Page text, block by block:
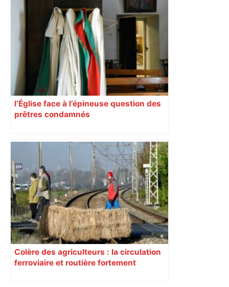
l’Église face à l’épineuse question des
prêtres condamnés
Colère des agriculteurs : la circulation
ferroviaire et routière fortement